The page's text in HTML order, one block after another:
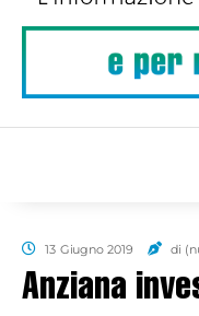
13 Giugno 2019 di
Anziana